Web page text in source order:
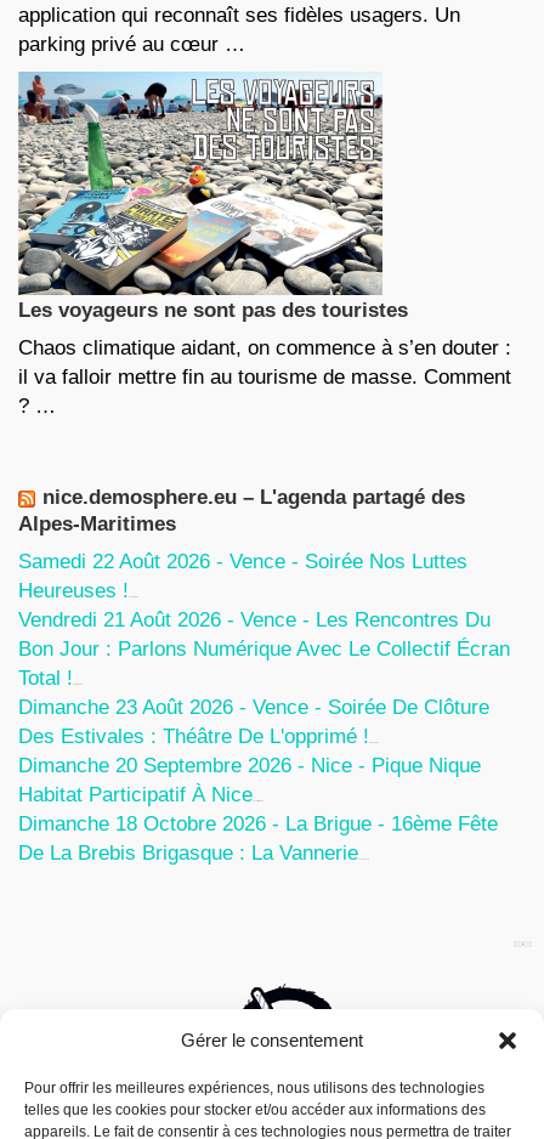
Gérer le consentement
Pour offrir les meilleures expériences, nous utilisons des technologies
telles que les cookies pour stocker et/ou accéder aux informations des
appareils. Le fait de consentir à ces technologies nous permettra de traiter
application qui reconnaît ses fidèles usagers. Un
parking privé au cœur …
Les voyageurs ne sont pas des touristes
Chaos climatique aidant, on commence à s’en douter :
il va falloir mettre fin au tourisme de masse. Comment
? …
nice.demosphere.eu – L'agenda partagé des
Alpes-Maritimes
Samedi 22 Août 2026 - Vence - Soirée Nos Luttes
Heureuses !
Vendredi 21 Août 2026 - Vence - Les Rencontres Du
Bon Jour : Parlons Numérique Avec Le Collectif Écran
Total !
Dimanche 23 Août 2026 - Vence - Soirée De Clôture
Des Estivales : Théâtre De L'opprimé !
Dimanche 20 Septembre 2026 - Nice - Pique Nique
Habitat Participatif À Nice
Dimanche 18 Octobre 2026 - La Brigue - 16ème Fête
De La Brebis Brigasque : La Vannerie